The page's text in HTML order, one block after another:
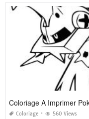
Coloriage A Imprimer
Coloriage 560 Views